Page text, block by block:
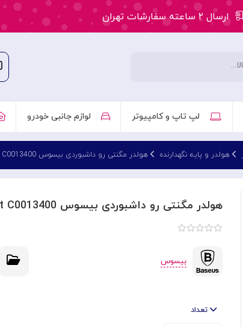
ارسال ۲ ساعته سفارشات تهران
لپ تاپ و کامپیوتر لوازم جانبی خودرو
هولدر و پایه نگهدارنده هولدر مگنتی رو داشبوردی بیسوس Baseus GoTrip DC1 Car Mount C0013400
هولدر مگنتی رو داشبوردی بیسوس Baseus GoTrip DC1 Car Mount C0013400
بیسوس
تعداد